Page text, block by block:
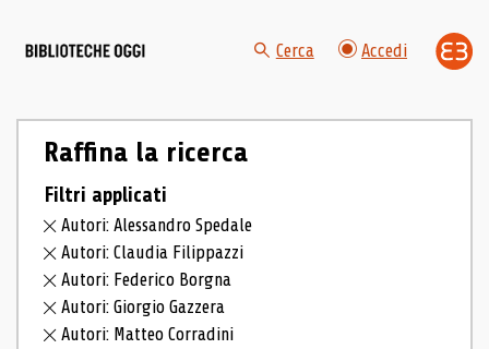
Cerca Accedi
Raffina la ricerca
Filtri applicati
Autori: Alessandro Spedale
Autori: Claudia Filippazzi
Autori: Federico Borgna
Autori: Giorgio Gazzera
Autori: Matteo Corradini